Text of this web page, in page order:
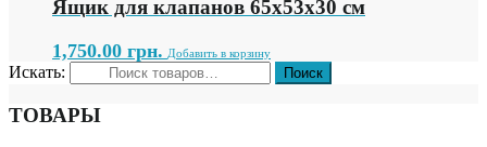
Ящик для клапанов 65х53х30 см
1,750.00 грн. Добавить в корзину
Искать:
ТОВАРЫ